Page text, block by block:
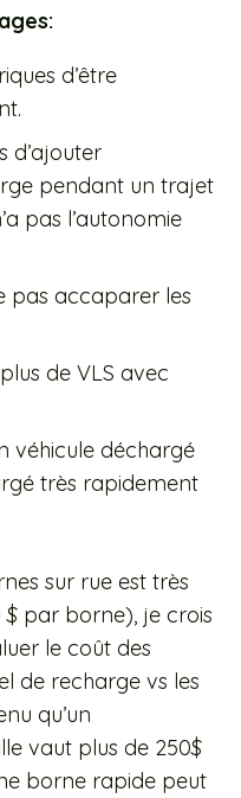
d’être
d’ajouter
pendant un trajet
pas l’autonomie
pas accaparer les
de VLS avec
véhicule déchargé
très rapidement
sur rue est très
par borne), je crois
le coût des
de recharge vs les
qu’un
vaut plus de 250$
borne rapide peut